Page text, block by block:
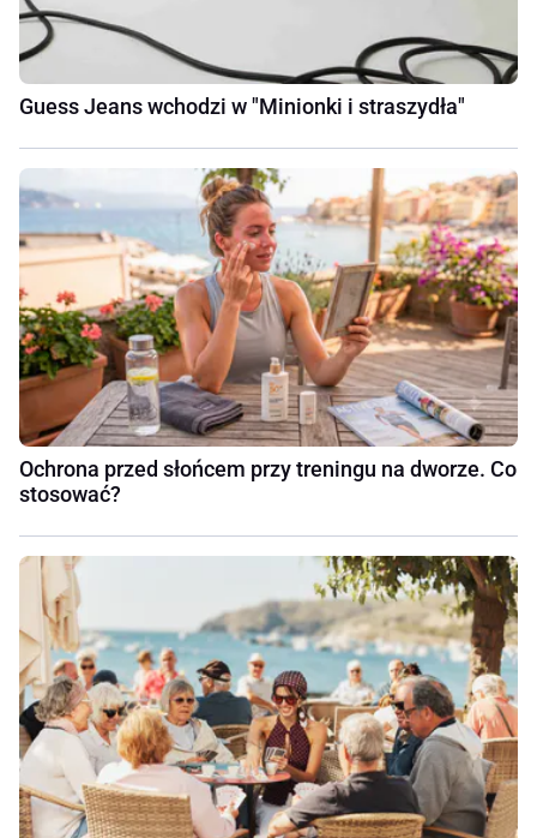
Guess Jeans wchodzi w "Minionki i straszydła"
Ochrona przed słońcem przy treningu na dworze. Co
stosować?